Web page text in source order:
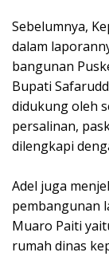
Sebelumnya,
dalam
bangunan
Bupati
didukung oleh
persalinan,
dilengkapi
Adel juga
pembangunan
Muaro Paiti
rumah dinas